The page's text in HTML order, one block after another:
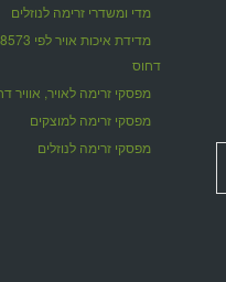
מדי ומשדרי זרימה לנוזלים
דחוס
מפסקי זרימה לאויר, אוויר
מפסקי זרימה למוצקים
מפסקי זרימה לנוזלים